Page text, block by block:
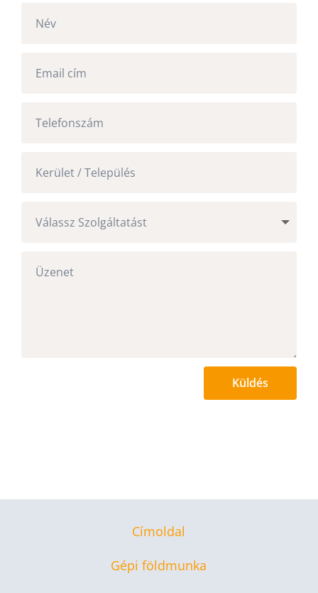
Küldés
Címoldal
Gépi földmunka